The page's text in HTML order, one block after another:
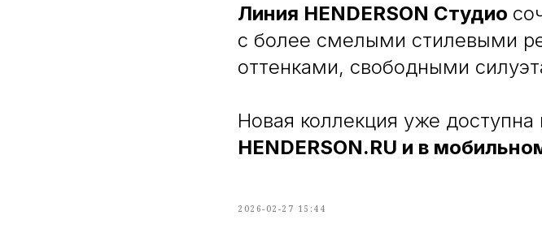
Линия HENDERSON Студио
с более смелыми стилевыми
оттенками, свободными
Новая коллекция уже
HENDERSON.RU и в
2026-02-27 15:44